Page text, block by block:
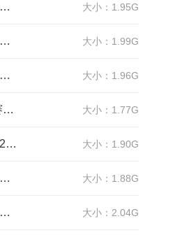
和平精英最新版本v1.36.12 官服 大小：1.95G
蛋仔派对最新版v1.0.285 网易官方版 大小：1.99G
使命召唤手游官方版2026最新版v1.9.55 安卓版 大小：1.96G
王者荣耀(新赛季更新)v11.4.1.1 官方版 大小：1.77G
腾讯王牌战士2026官方正版手机版v1.65.0.1040安卓版 大小：1.90G
穿越火线枪战王者最新版1.0.540.840 官服 大小：1.88G
三国志战略版官服v2081.1730 最新版本 大小：2.04G